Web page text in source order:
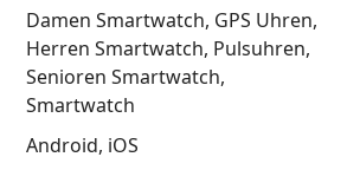
Damen Smartwatch GPS Uhren
Herren Smartwatch Pulsuhren
Senioren Smartwatch
Smartwatch
Android iOS